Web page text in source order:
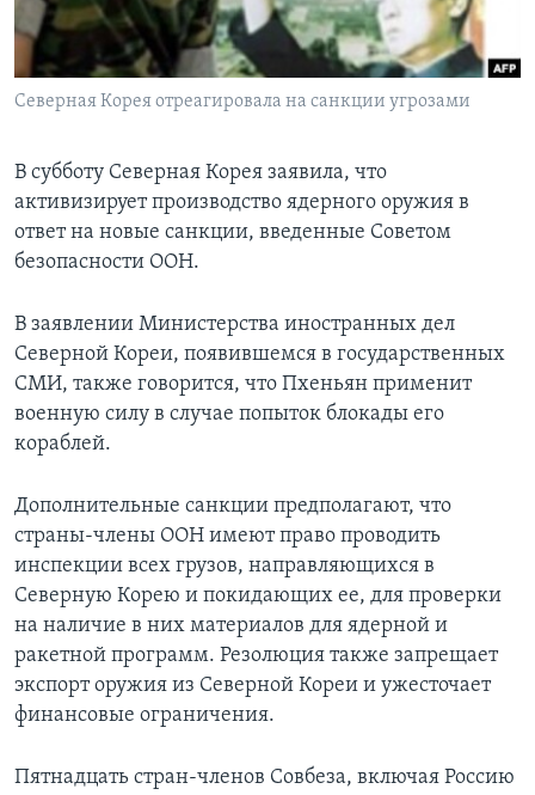
Learning English
СОЦИАЛЬНЫЕ СЕТИ
Северная Корея отреагировала на санкции угрозами
В субботу Северная Корея заявила, что
активизирует производство ядерного оружия в
ответ на новые санкции, введенные Советом
безопасности ООН.
В заявлении Министерства иностранных дел
Северной Кореи, появившемся в государственных
СМИ, также говорится, что Пхеньян применит
военную силу в случае попыток блокады его
кораблей.
Дополнительные санкции предполагают, что
страны-члены ООН имеют право проводить
инспекции всех грузов, направляющихся в
Северную Корею и покидающих ее, для проверки
на наличие в них материалов для ядерной и
ракетной программ. Резолюция также запрещает
экспорт оружия из Северной Кореи и ужесточает
финансовые ограничения.
Пятнадцать стран-членов Совбеза, включая Россию